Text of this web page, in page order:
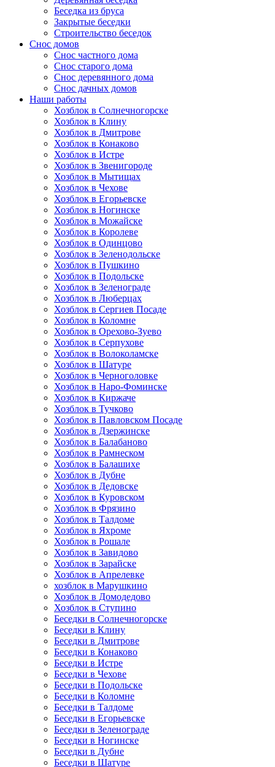
Беседка из бруса
Закрытые беседки
Строительство беседок
Снос домов
Снос частного дома
Снос старого дома
Снос деревянного дома
Снос дачных домов
Наши работы
Хозблок в Солнечногорске
Хозблок в Клину
Хозблок в Дмитрове
Хозблок в Конаково
Хозблок в Истре
Хозблок в Звенигороде
Хозблок в Мытищах
Хозблок в Чехове
Хозблок в Егорьевске
Хозблок в Ногинске
Хозблок в Можайске
Хозблок в Королеве
Хозблок в Одинцово
Хозблок в Зеленодольске
Хозблок в Пушкино
Хозблок в Подольске
Хозблок в Зеленограде
Хозблок в Люберцах
Хозблок в Сергиев Посаде
Хозблок в Коломне
Хозблок в Орехово-Зуево
Хозблок в Серпухове
Хозблок в Волоколамске
Хозблок в Шатуре
Хозблок в Черноголовке
Хозблок в Наро-Фоминске
Хозблок в Киржаче
Хозблок в Тучково
Хозблок в Павловском Посаде
Хозблок в Дзержинске
Хозблок в Балабаново
Хозблок в Рамнеском
Хозблок в Балашихе
Хозблок в Дубне
Хозблок в Дедовске
Хозблок в Куровском
Хозблок в Фрязино
Хозблок в Талдоме
Хозблок в Яхроме
Хозблок в Рошале
Хозблок в Завидово
Хозблок в Зарайске
Хозблок в Апрелевке
хозблок в Марушкино
Хозблок в Домодедово
Хозблок в Ступино
Беседки в Солнечногорске
Беседки в Клину
Беседки в Дмитрове
Беседки в Конаково
Беседки в Истре
Беседки в Чехове
Беседки в Подольске
Беседки в Коломне
Беседки в Талдоме
Беседки в Егорьевске
Беседки в Зеленограде
Беседки в Ногинске
Беседки в Дубне
Беседки в Шатуре